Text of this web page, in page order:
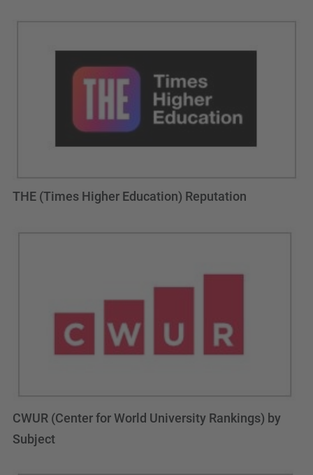
THE (Times Higher Education) Reputation
CWUR (Center for World University Rankings) by
Subject